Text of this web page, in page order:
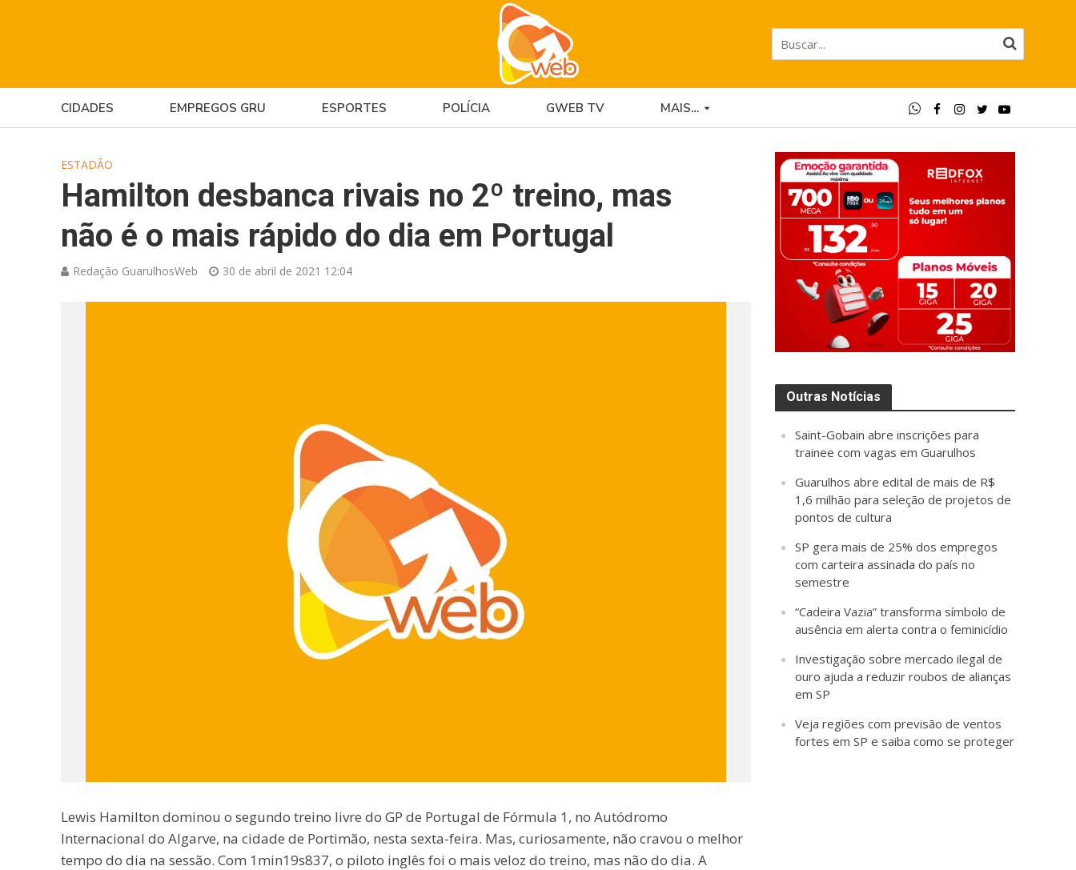
CIDADES EMPREGOS GRU ESPORTES POLÍCIA GWEB TV MAIS…
ESTADÃO
Hamilton desbanca rivais no 2º treino, mas
não é o mais rápido do dia em Portugal
Redação GuarulhosWeb 30 de abril de 2021 12:04
Lewis Hamilton dominou o segundo treino livre do GP de Portugal de Fórmula 1, no Autódromo
Internacional do Algarve, na cidade de Portimão, nesta sexta-feira. Mas, curiosamente, não cravou o melhor
tempo do dia na sessão. Com 1min19s837, o piloto inglês foi o mais veloz do treino, mas não do dia. A
Outras Notícias
Saint-Gobain abre inscrições para
trainee com vagas em Guarulhos
Guarulhos abre edital de mais de R$
1,6 milhão para seleção de projetos de
pontos de cultura
SP gera mais de 25% dos empregos
com carteira assinada do país no
semestre
“Cadeira Vazia” transforma símbolo de
ausência em alerta contra o feminicídio
Investigação sobre mercado ilegal de
ouro ajuda a reduzir roubos de alianças
em SP
Veja regiões com previsão de ventos
fortes em SP e saiba como se proteger